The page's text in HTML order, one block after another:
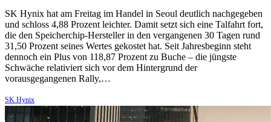
SK Hynix hat am Freitag im Handel in Seoul deutlich nachgegeben
und schloss 4,88 Prozent leichter. Damit setzt sich eine Talfahrt fort,
die den Speicherchip-Hersteller in den vergangenen 30 Tagen rund
31,50 Prozent seines Wertes gekostet hat. Seit Jahresbeginn steht
dennoch ein Plus von 118,87 Prozent zu Buche – die jüngste
Schwäche relativiert sich vor dem Hintergrund der
vorausgegangenen Rally,…
SK Hynix